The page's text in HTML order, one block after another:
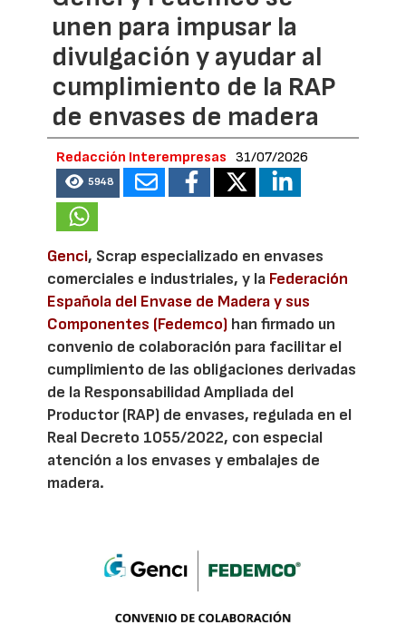
unen para impusar la
divulgación y ayudar al
cumplimiento de la RAP
de envases de madera
Redacción Interempresas 31/07/2026
5948
Genci, Scrap especializado en envases
comerciales e industriales, y la Federación
Española del Envase de Madera y sus
Componentes (Fedemco) han firmado un
convenio de colaboración para facilitar el
cumplimiento de las obligaciones derivadas
de la Responsabilidad Ampliada del
Productor (RAP) de envases, regulada en el
Real Decreto 1055/2022, con especial
atención a los envases y embalajes de
madera.